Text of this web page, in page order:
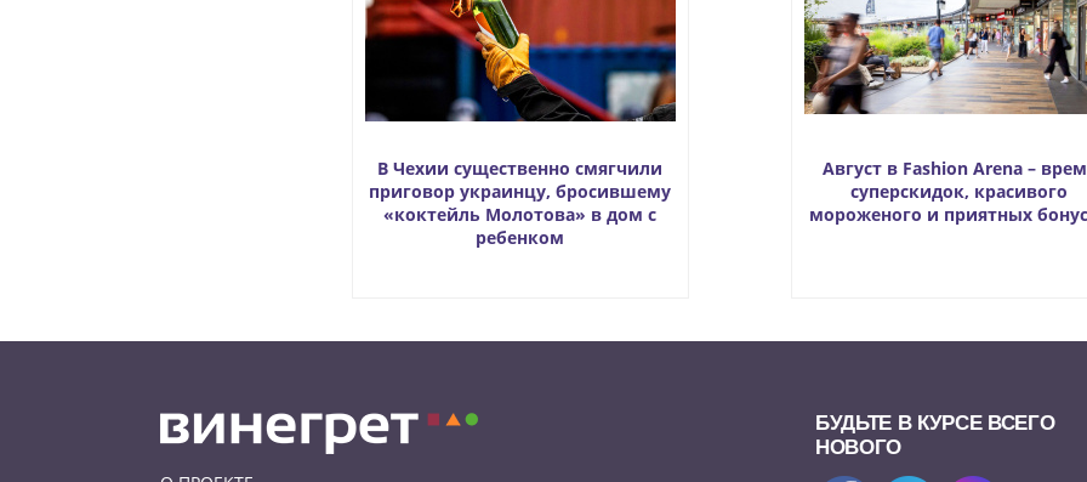
В Чехии существенно смягчили
приговор украинцу, бросившему
«коктейль Молотова» в дом с
ребенком
Август в Fashion Arena –
суперскидок, красивого
мороженого и приятных
БУДЬТЕ В КУРСЕ ВСЕГО
НОВОГО